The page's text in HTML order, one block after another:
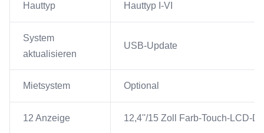
Hauttyp Hauttyp I-VI
System
aktualisieren
USB-Update
Mietsystem Optional
12 Anzeige 12,4''/15 Zoll Farb-Touch-LCD-